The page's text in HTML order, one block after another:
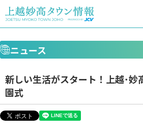
ニュース
新しい生活がスタート！上越･妙
園式